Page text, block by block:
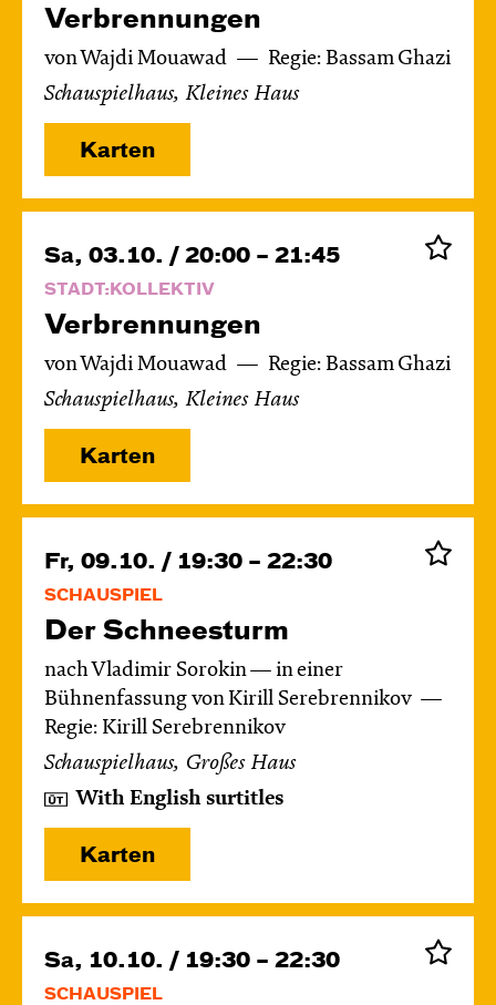
Verbren­nungen
von Wajdi Mouawad
Regie: Bassam Ghazi
Schauspielhaus, Kleines Haus
Karten
Sa, 03.10. / 20:00 – 21:45
STADT:KOLLEKTIV
Verbren­nungen
von Wajdi Mouawad
Regie: Bassam Ghazi
Schauspielhaus, Kleines Haus
Karten
Fr, 09.10. / 19:30 – 22:30
SCHAUSPIEL
Der Schnee­sturm
nach Vladimir Sorokin — in einer
Bühnenfassung von Kirill Serebrennikov
Regie: Kirill Serebrennikov
Schauspielhaus, Großes Haus
With English surtitles
Karten
Sa, 10.10. / 19:30 – 22:30
SCHAUSPIEL